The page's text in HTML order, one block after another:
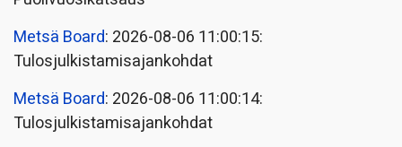
Metsä Board: 2026-08-06 11:00:15:
Tulosjulkistamisajankohdat
Metsä Board: 2026-08-06 11:00:14:
Tulosjulkistamisajankohdat